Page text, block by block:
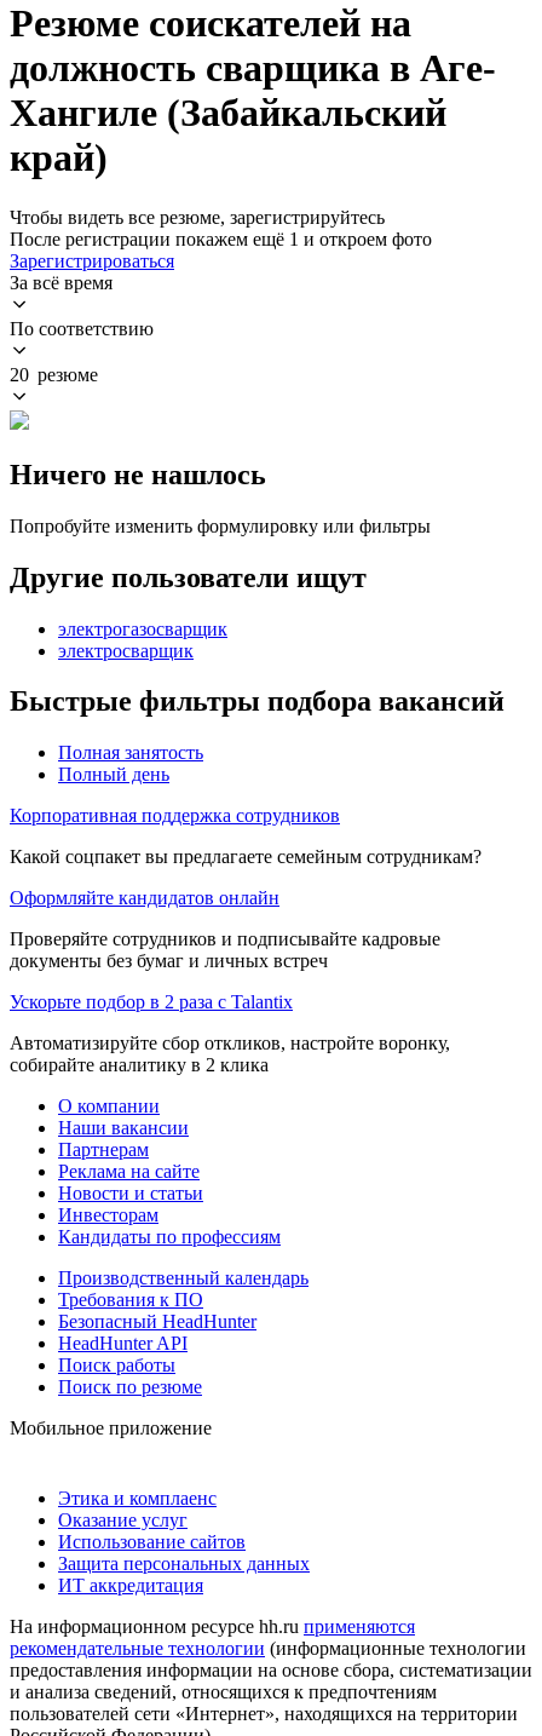
Резюме соискателей на
должность сварщика в Аге-
Хангиле (Забайкальский
край)
Чтобы видеть все резюме, зарегистрируйтесь
После регистрации покажем ещё 1 и откроем фото
Зарегистрироваться
За всё время
По соответствию
20 резюме
Ничего не нашлось
Попробуйте изменить формулировку или фильтры
Другие пользователи ищут
электрогазосварщик
электросварщик
Быстрые фильтры подбора вакансий
Полная занятость
Полный день
Корпоративная поддержка сотрудников
Какой соцпакет вы предлагаете семейным сотрудникам?
Оформляйте кандидатов онлайн
Проверяйте сотрудников и подписывайте кадровые
документы без бумаг и личных встреч
Ускорьте подбор в 2 раза с Talantix
Автоматизируйте сбор откликов, настройте воронку,
собирайте аналитику в 2 клика
О компании
Наши вакансии
Партнерам
Реклама на сайте
Новости и статьи
Инвесторам
Кандидаты по профессиям
Производственный календарь
Требования к ПО
Безопасный HeadHunter
HeadHunter API
Поиск работы
Поиск по резюме
Мобильное приложение
Этика и комплаенс
Оказание услуг
Использование сайтов
Защита персональных данных
ИТ аккредитация
На информационном ресурсе hh.ru применяются
рекомендательные технологии (информационные технологии
предоставления информации на основе сбора, систематизации
и анализа сведений, относящихся к предпочтениям
пользователей сети «Интернет», находящихся на территории